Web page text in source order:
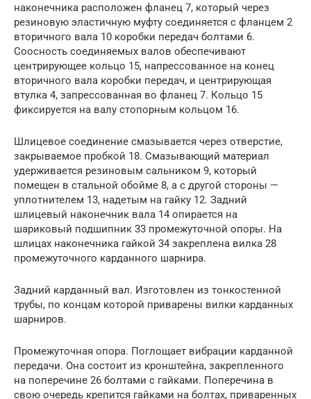
наконечника расположен фланец 7, который через
резиновую эластичную муфту соединяется с фланцем 2
вторичного вала 10 коробки передач болтами 6.
Соосность соединяемых валов обеспечивают
центрирующее кольцо 15, напрессованное на конец
вторичного вала коробки передач, и центрирующая
втулка 4, запрессованная во фланец 7. Кольцо 15
фиксируется на валу стопорным кольцом 16.
Шлицевое соединение смазывается через отверстие,
закрываемое пробкой 18. Смазывающий материал
удерживается резиновым сальником 9, который
помещен в стальной обойме 8, а с другой стороны —
уплотнителем 13, надетым на гайку 12. Задний
шлицевый наконечник вала 14 опирается на
шариковый подшипник 33 промежуточной опоры. На
шлицах наконечника гайкой 34 закреплена вилка 28
промежуточного карданного шарнира.
Задний карданный вал. Изготовлен из тонкостенной
трубы, по концам которой приварены вилки карданных
шарниров.
Промежуточная опора. Поглощает вибрации карданной
передачи. Она состоит из кронштейна, закрепленного
на поперечине 26 болтами с гайками. Поперечина в
свою очередь крепится гайками на болтах, приваренных